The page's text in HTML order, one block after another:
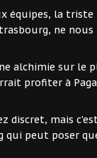
équipes, la
ne
alchimie sur le
profiter à
discret, mais
qui peut poser